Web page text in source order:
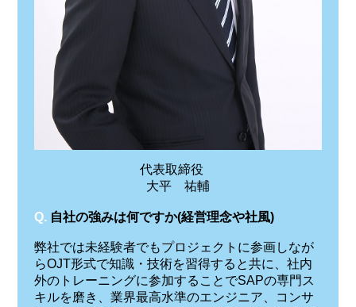
代表取締役
大平 祐輔
Q. 自社の強みは何ですか(経営理念や社風)
弊社では未経験者でもプロジェクトに参画しなが
らOJT形式で知識・技術を習得すると共に、社内
外のトレーニングに参加することでSAPの専門ス
キルを磨き、業界最高水準のエンジニア、コンサ